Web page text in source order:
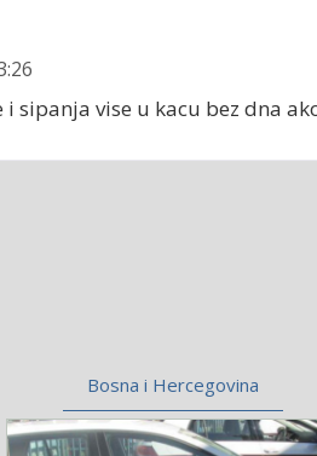
i sipanja vise u kacu bez dna
Bosna i Hercegovina